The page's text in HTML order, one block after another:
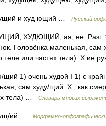
и худ ющий … Русский
ХУДЮЩИЙ, ая, ее. Разг. 1.
Головёнка маленькая,
или частях тела). Х ие
1) очень худой I 1) с
сам худу/щий. Х., как
тела) …
Словарь многих
ий … Морфемно-